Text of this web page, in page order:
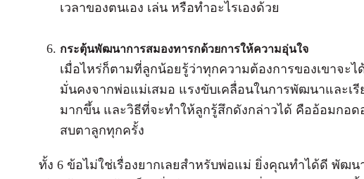
เวลาของตนเอง เล่น หรือทำอะไรเองด้วย
กระตุ้นพัฒนาการสมองทารกด้วยการให้ความอุ่นใจ
เมื่อไหร่ก็ตามที่ลูกน้อยรู้ว่าทุกความต้องการของเขาจะ
มั่นคงจากพ่อแม่เสมอ แรงขับเคลื่อนในการพัฒนาและเรี
มากขึ้น และวิธีที่จะทำให้ลูกรู้สึกดังกล่าวได้ คืออ้อมกอ
สบตาลูกทุกครั้ง
ทั้ง 6 ข้อไม่ใช่เรื่องยากเลยสำหรับพ่อแม่ ยิ่งคุณทำได้ดี พัฒ